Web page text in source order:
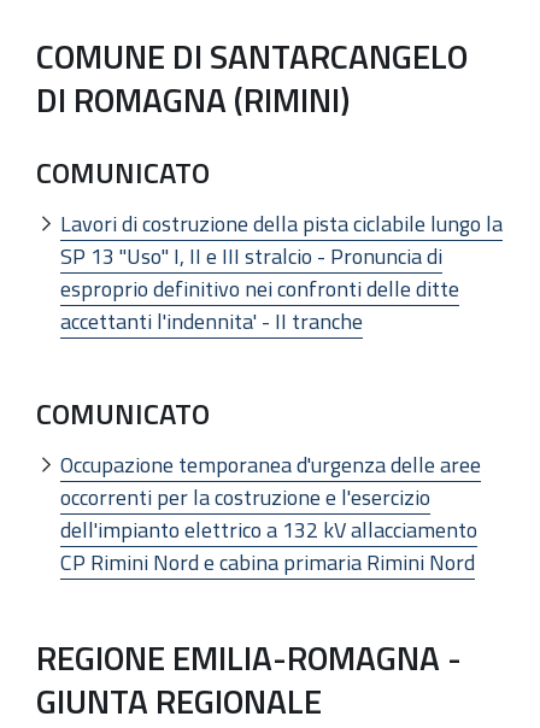
COMUNE DI SANTARCANGELO
DI ROMAGNA (RIMINI)
COMUNICATO
Lavori di costruzione della pista ciclabile lungo la
SP 13 "Uso" I, II e III stralcio - Pronuncia di
esproprio definitivo nei confronti delle ditte
accettanti l'indennita' - II tranche
COMUNICATO
Occupazione temporanea d'urgenza delle aree
occorrenti per la costruzione e l'esercizio
dell'impianto elettrico a 132 kV allacciamento
CP Rimini Nord e cabina primaria Rimini Nord
REGIONE EMILIA-ROMAGNA -
GIUNTA REGIONALE